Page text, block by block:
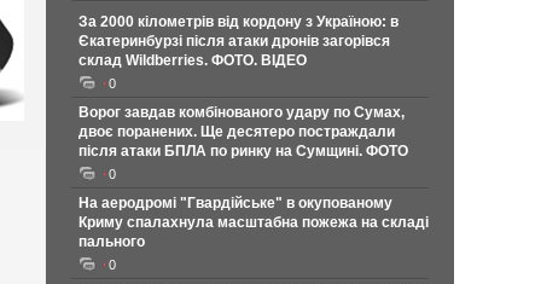
За 2000 кілометрів від кордону з Україною: в
Єкатеринбурзі після атаки дронів загорівся
склад Wildberries. ФОТО. ВІДЕО
0
Ворог завдав комбінованого удару по Сумах,
двоє поранених. Ще десятеро постраждали
після атаки БПЛА по ринку на Сумщині. ФОТО
0
На аеродромі "Гвардійське" в окупованому
Криму спалахнула масштабна пожежа на складі
пального
0